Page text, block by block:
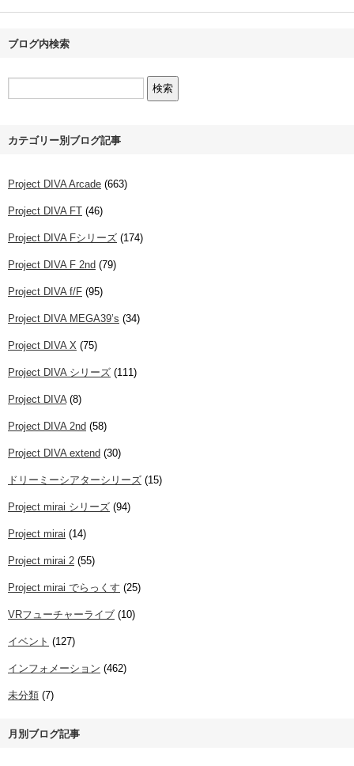
ブログ内検索
カテゴリー別ブログ記事
Project DIVA Arcade (663)
Project DIVA FT (46)
Project DIVA Fシリーズ (174)
Project DIVA F 2nd (79)
Project DIVA f/F (95)
Project DIVA MEGA39’s (34)
Project DIVA X (75)
Project DIVA シリーズ (111)
Project DIVA (8)
Project DIVA 2nd (58)
Project DIVA extend (30)
ドリーミーシアターシリーズ (15)
Project mirai シリーズ (94)
Project mirai (14)
Project mirai 2 (55)
Project mirai でらっくす (25)
VRフューチャーライブ (10)
イベント (127)
インフォメーション (462)
未分類 (7)
月別ブログ記事